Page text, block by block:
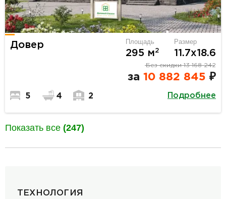
Довер Площадь
295 м2
Размер
11.7х18.6
Без скидки13 168 242
за 10 882 845 ₽
5 4 2 Подробнее
Показать все (247)
ТЕХНОЛОГИЯ